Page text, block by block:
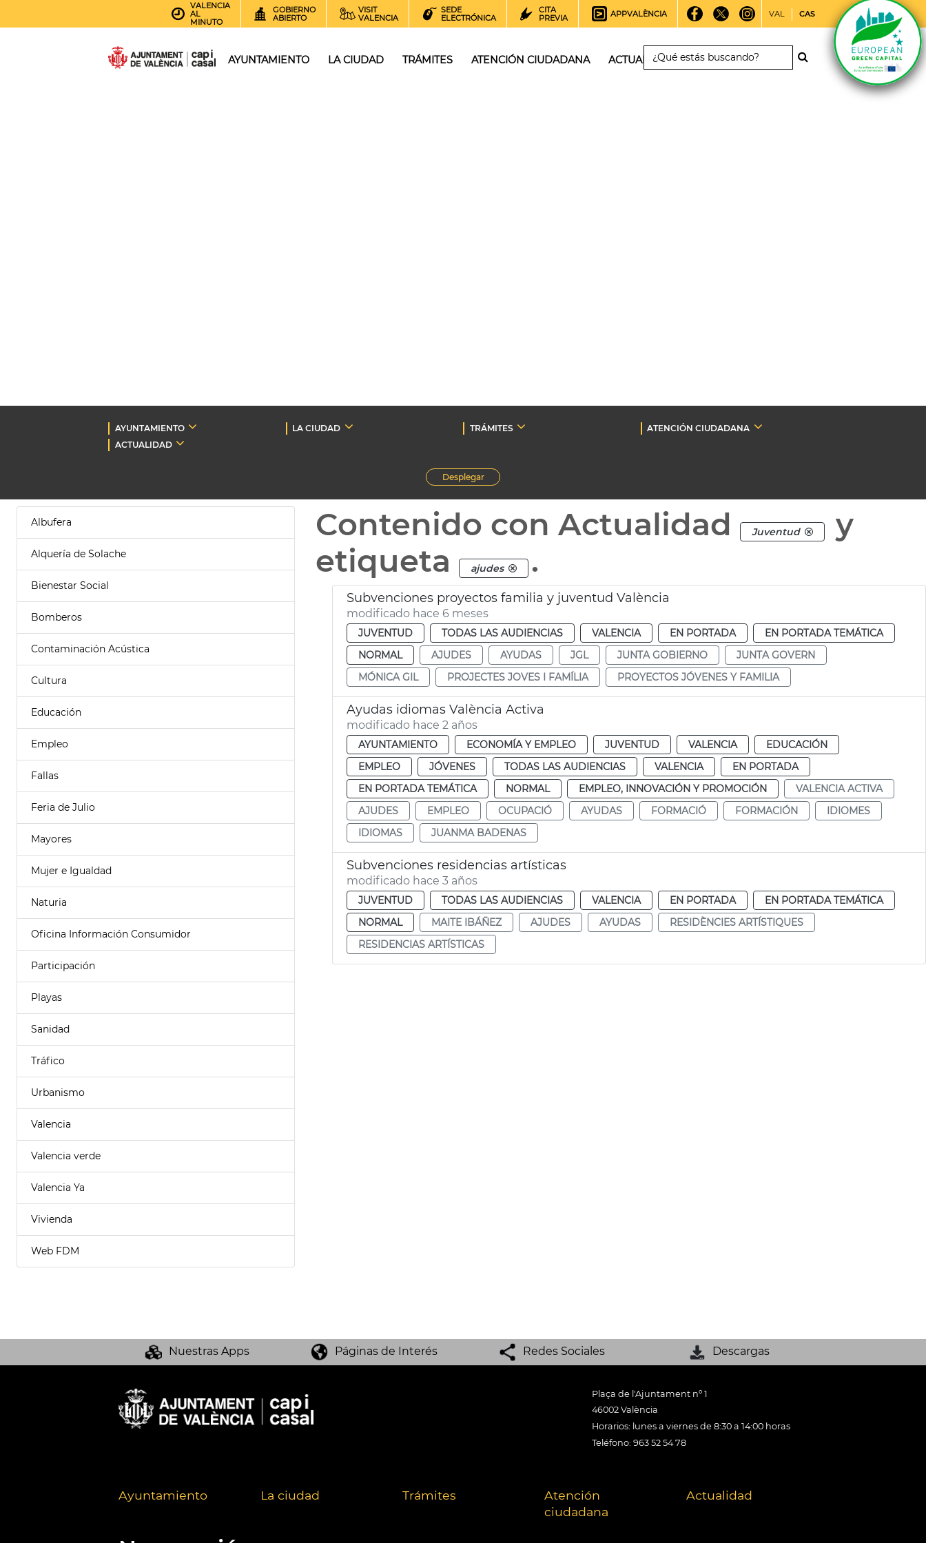
VALENCIA
AL
MINUTO
GOBIERNO
ABIERTO
VISIT
VALENCIA
SEDE
ELECTRÓNICA
CITA
PREVIA
APPVALÈNCIA VAL CAS
AYUNTAMIENTO LA CIUDAD TRÁMITES ATENCIÓN CIUDADANA ACTUALIDAD
AYUNTAMIENTO LA CIUDAD TRÁMITES
ATENCIÓN CIUDADANA
ACTUALIDAD
Desplegar
Albufera
Alquería de Solache
Bienestar Social
Bomberos
Contaminación Acústica
Cultura
Educación
Empleo
Fallas
Feria de Julio
Mayores
Mujer e Igualdad
Naturia
Oficina Información Consumidor
Participación
Playas
Sanidad
Tráfico
Urbanismo
Valencia
Valencia verde
Valencia Ya
Vivienda
Web FDM
Contenido con Actualidad Juventud
y
etiqueta
ajudes .
Subvenciones proyectos familia y juventud València
modificado hace 6 meses
JUVENTUD TODAS LAS AUDIENCIAS VALENCIA EN PORTADA
EN PORTADA TEMÁTICA
NORMAL
AJUDES AYUDAS JGL JUNTA GOBIERNO
JUNTA GOVERN
MÓNICA GIL
PROJECTES JOVES I FAMÍLIA PROYECTOS JÓVENES Y FAMILIA
Ayudas idiomas València Activa
modificado hace 2 años
AYUNTAMIENTO ECONOMÍA Y EMPLEO JUVENTUD VALENCIA
EDUCACIÓN
EMPLEO
JÓVENES TODAS LAS AUDIENCIAS VALENCIA
EN PORTADA
EN PORTADA TEMÁTICA
NORMAL EMPLEO, INNOVACIÓN Y PROMOCIÓN
VALENCIA ACTIVA
AJUDES
EMPLEO OCUPACIÓ AYUDAS FORMACIÓ FORMACIÓN
IDIOMES
IDIOMAS
JUANMA BADENAS
Subvenciones residencias artísticas
modificado hace 3 años
JUVENTUD TODAS LAS AUDIENCIAS VALENCIA EN PORTADA
EN PORTADA TEMÁTICA
NORMAL
MAITE IBÁÑEZ AJUDES AYUDAS
RESIDÈNCIES ARTÍSTIQUES
RESIDENCIAS ARTÍSTICAS
Nuestras Apps Páginas de Interés Redes Sociales Descargas
Plaça de l'Ajuntament nº 1
46002 València
Horarios: lunes a viernes de 8:30 a 14:00 horas
Teléfono: 963 52 54 78
Ayuntamiento La ciudad Trámites
Atención
ciudadana
Actualidad